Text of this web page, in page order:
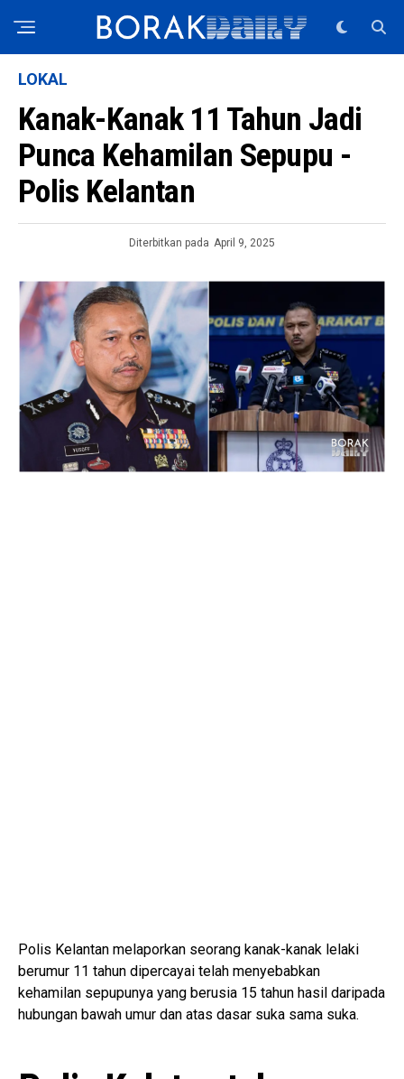
LOKAL
Kanak-Kanak 11 Tahun Jadi
Punca Kehamilan Sepupu -
Polis Kelantan
Diterbitkan pada April 9, 2025
Polis Kelantan melaporkan seorang kanak-kanak lelaki
berumur 11 tahun dipercayai telah menyebabkan
kehamilan sepupunya yang berusia 15 tahun hasil daripada
hubungan bawah umur dan atas dasar suka sama suka.